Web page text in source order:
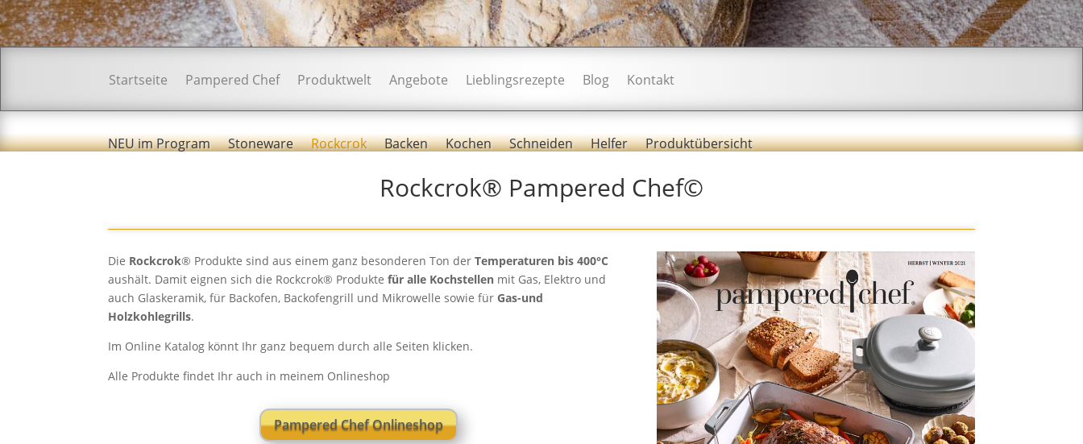
Startseite Pampered Chef Produktwelt Angebote Lieblingsrezepte Blog Kontakt
NEU im Program Stoneware Rockcrok Backen Kochen Schneiden Helfer Produktübersicht
Rockcrok® Pampered Chef©
Die Rockcrok® Produkte sind aus einem ganz besonderen Ton derTemperaturen bis 400°C
aushält. Damit eignen sich die Rockcrok® Produktefür alle Kochstellen mit Gas, Elektro und
auch Glaskeramik, für Backofen, Backofengrill und Mikrowelle sowie fürGas-und
Holzkohlegrills.
Im Online Katalog könnt Ihr ganz bequem durch alle Seiten klicken.
Alle Produkte findet Ihr auch in meinem Onlineshop
Pampered Chef Onlineshop